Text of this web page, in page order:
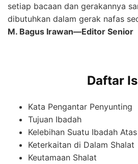
setiap bacaan dan gerakannya
dibutuhkan dalam gerak nafas
M. Bagus Irawan—Editor Senior
Daftar
Kata Pengantar Penyunting
Tujuan Ibadah
Kelebihan Suatu Ibadah
Keterkaitan di Dalam Shalat
Keutamaan Shalat